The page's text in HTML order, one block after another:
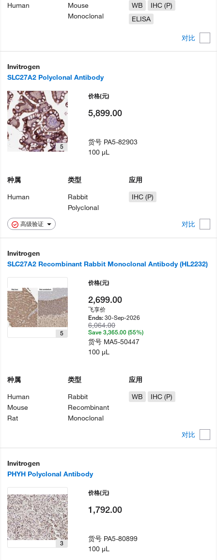
对比
Human
Mouse
Monoclonal
WB
IHC (P)
ELISA
Invitrogen
SLC27A2 Polyclonal Antibody
高级验证 对比
5
种属
Human
类型
Rabbit
Polyclonal
应用
IHC (P)
价格(元)
5,899.00
货号 PA5-82903
100 µL
Invitrogen
SLC27A2 Recombinant Rabbit Monoclonal Antibody (HL2232)
对比
5
种属
Human
Mouse
Rat
类型
Rabbit
Recombinant
Monoclonal
应用
WB
IHC (P)
价格(元)
2,699.00
飞享价
Ends:30-Sep-2026
6,064.00
Save 3,365.00 (55%)
货号 MA5-50447
100 µL
Invitrogen
PHYH Polyclonal Antibody
3
价格(元)
1,792.00
货号 PA5-80899
100 µL